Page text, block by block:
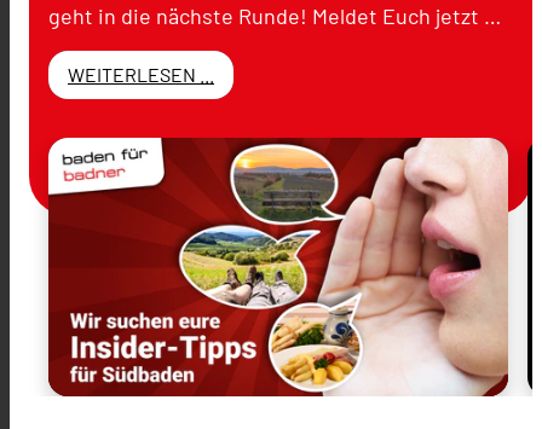
geht in die nächste Runde! Meldet Euch jetzt …
WEITERLESEN ...